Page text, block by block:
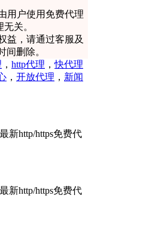
用户使用免费代理
关。
益，请通过客服及
间删除。
， http代理 ，快代理
， 开放代理 ， 新闻
新http/https免费代
新http/https免费代